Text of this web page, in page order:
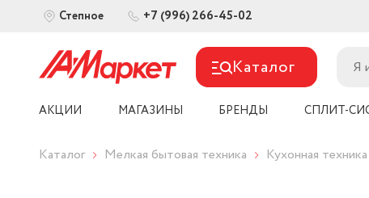
Степное +7 (996) 266-45-02
Каталог
АКЦИИ МАГАЗИНЫ БРЕНДЫ СПЛИТ-
Каталог Мелкая бытовая техника Кухонная техника